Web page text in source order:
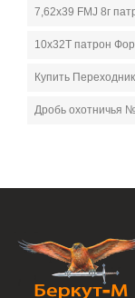
7,62х39 FMJ 8г
10х32Т патрон
Купить
Дробь охотничья